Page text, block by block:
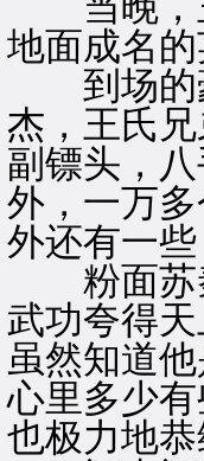
地面成名
到场的豪
杰，王氏
副镖头，
外，一万
外还有一
粉面苏秦
武功夸得
虽然知道
心里多少
也极力地恭